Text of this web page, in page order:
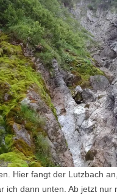
Hier fangt der Lutzbach
ich dann unten. Ab jetzt